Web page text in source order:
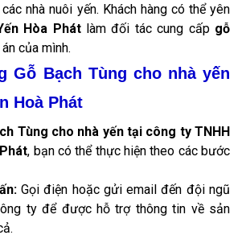
nhà nuôi yến. Khách hàng có thể yên
Hòa Phátlàm đối tác cung cấpgỗ
của mình.
Gỗ Bạch Tùng cho nhà yến
Hoà Phát
Tùng cho nhà yến tại công ty TNHH
, bạn có thể thực hiện theo các bước
Gọi điện hoặc gửi email đến đội ngũ
ty để được hỗ trợ thông tin về sản